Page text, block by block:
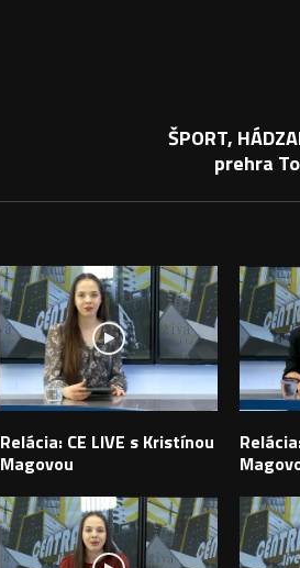
ŠPORT,
prehra
Relácia: CE LIVE s Kristínou
Magovou